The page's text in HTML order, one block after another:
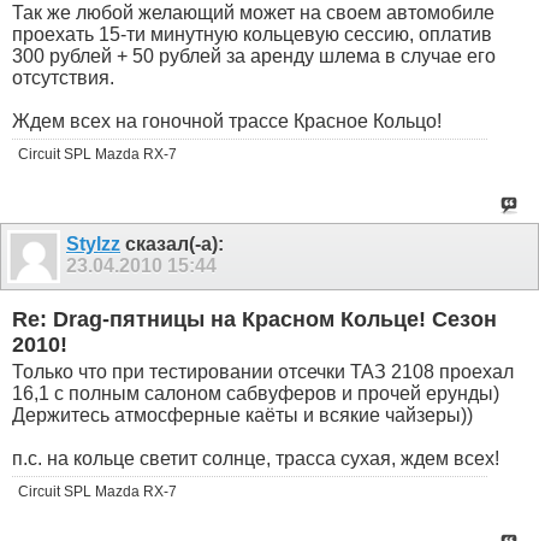
Так же любой желающий может на своем автомобиле
проехать 15-ти минутную кольцевую сессию, оплатив
300 рублей + 50 рублей за аренду шлема в случае его
отсутствия.
Ждем всех на гоночной трассе Красное Кольцо!
Circuit SPL Mazda RX-7
Stylzz сказал(-а):
23.04.2010 15:44
Re: Drag-пятницы на Красном Кольце! Сезон
2010!
Только что при тестировании отсечки ТАЗ 2108 проехал
16,1 с полным салоном сабвуферов и прочей ерунды)
Держитесь атмосферные каёты и всякие чайзеры))
п.с. на кольце светит солнце, трасса сухая, ждем всех!
Circuit SPL Mazda RX-7